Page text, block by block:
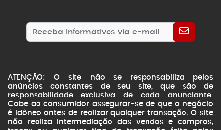
ATENÇÃO: O site não se responsabiliza pelos
anúncios constantes de seu site, que são de
responsabilidade exclusiva de cada anunciante.
Cabe ao consumidor assegurar-se de que o negócio
é idôneo antes de realizar qualquer transação. O site
não realiza intermediação das vendas e compras,